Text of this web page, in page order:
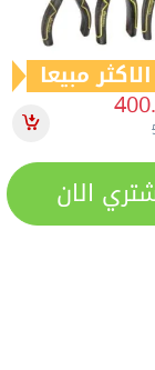
الاكثر مبيعا
الان